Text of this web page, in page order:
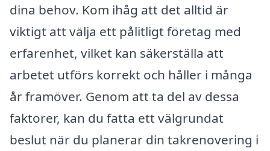
dina behov. Kom ihåg att det alltid är
viktigt att välja ett pålitligt företag med
erfarenhet, vilket kan säkerställa att
arbetet utförs korrekt och håller i många
år framöver. Genom att ta del av dessa
faktorer, kan du fatta ett välgrundat
beslut när du planerar din takrenovering i